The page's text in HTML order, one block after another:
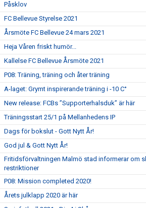
Påsklov
FC Bellevue Styrelse 2021
Årsmöte FC Bellevue 24 mars 2021
Heja Våren friskt humör...
Kallelse FC Bellevue Årsmöte 2021
P08: Träning, träning och åter träning
A-laget: Grymt inspirerande träning i -10 C°
New release: FCBs ”Supporterhalsduk” är här
Träningsstart 25/1 på Mellanhedens IP
Dags för bokslut - Gott Nytt År!
God jul & Gott Nytt År!
Fritidsförvaltningen Malmö stad informerar om
restriktioner
P08: Mission completed 2020!
Årets julklapp 2020 är här